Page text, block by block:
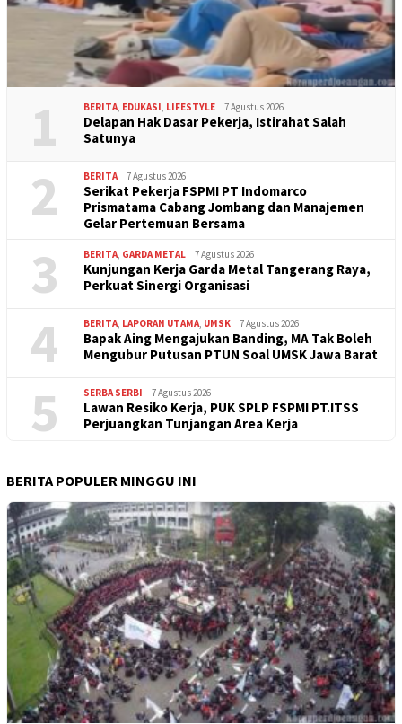
1 BERITA, EDUKASI, LIFESTYLE 7 Agustus 2026
Delapan Hak Dasar Pekerja, Istirahat Salah
Satunya
2 BERITA 7 Agustus 2026
Serikat Pekerja FSPMI PT Indomarco
Prismatama Cabang Jombang dan Manajemen
Gelar Pertemuan Bersama
3 BERITA, GARDA METAL 7 Agustus 2026
Kunjungan Kerja Garda Metal Tangerang Raya,
Perkuat Sinergi Organisasi
4 BERITA, LAPORAN UTAMA, UMSK 7 Agustus 2026
Bapak Aing Mengajukan Banding, MA Tak Boleh
Mengubur Putusan PTUN Soal UMSK Jawa Barat
5 SERBA SERBI 7 Agustus 2026
Lawan Resiko Kerja, PUK SPLP FSPMI PT.ITSS
Perjuangkan Tunjangan Area Kerja
BERITA POPULER MINGGU INI